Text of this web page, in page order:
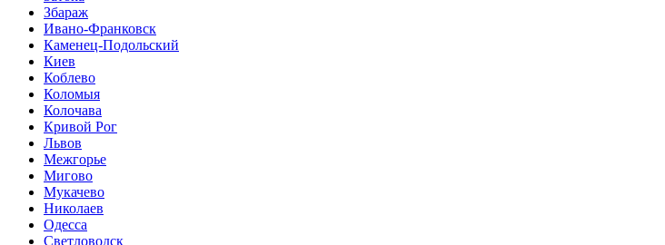
Збараж
Ивано-Франковск
Каменец-Подольский
Киев
Коблево
Коломыя
Колочава
Кривой Рог
Львов
Межгорье
Мигово
Мукачево
Николаев
Одесса
Светловодск